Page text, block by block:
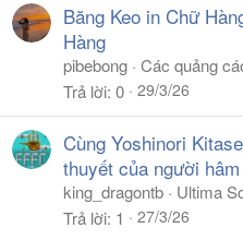
Băng Keo in Chữ
Hàng
pibebong Các quảng
Trả lời 0 29/3/26
Cùng Yoshinori
thuyết của người
king_dragontb
Ultima
Trả lời 1 27/3/26